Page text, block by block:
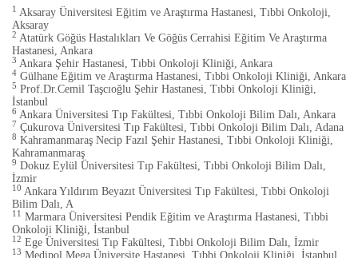
1
Aksaray Üniversitesi Eğitim ve Araştırma Hastanesi, Tıbbi Onkoloji,
Aksaray
2 Atatürk Göğüs Hastalıkları Ve Göğüs Cerrahisi Eğitim Ve Araştırma
Hastanesi, Ankara
3 Ankara Şehir Hastanesi, Tıbbi Onkoloji Kliniği, Ankara
4 Gülhane Eğitim ve Araştırma Hastanesi, Tıbbi Onkoloji Kliniği, Ankara
5 Prof.Dr.Cemil Taşcıoğlu Şehir Hastanesi, Tıbbi Onkoloji Kliniği,
İstanbul
6 Ankara Üniversitesi Tıp Fakültesi, Tıbbi Onkoloji Bilim Dalı, Ankara
7 Çukurova Üniversitesi Tıp Fakültesi, Tıbbi Onkoloji Bilim Dalı, Adana
8 Kahramanmaraş Necip Fazıl Şehir Hastanesi, Tıbbi Onkoloji Kliniği,
Kahramanmaraş
9 Dokuz Eylül Üniversitesi Tıp Fakültesi, Tıbbi Onkoloji Bilim Dalı,
İzmir
10 Ankara Yıldırım Beyazıt Üniversitesi Tıp Fakültesi, Tıbbi Onkoloji
Bilim Dalı, A
11
Marmara Üniversitesi Pendik Eğitim ve Araştırma Hastanesi, Tıbbi
Onkoloji Kliniği, İstanbul
12 Ege Üniversitesi Tıp Fakültesi, Tıbbi Onkoloji Bilim Dalı, İzmir
13 Medipol Mega Üniversite Hastanesi, Tıbbi Onkoloji Kliniği, İstanbul